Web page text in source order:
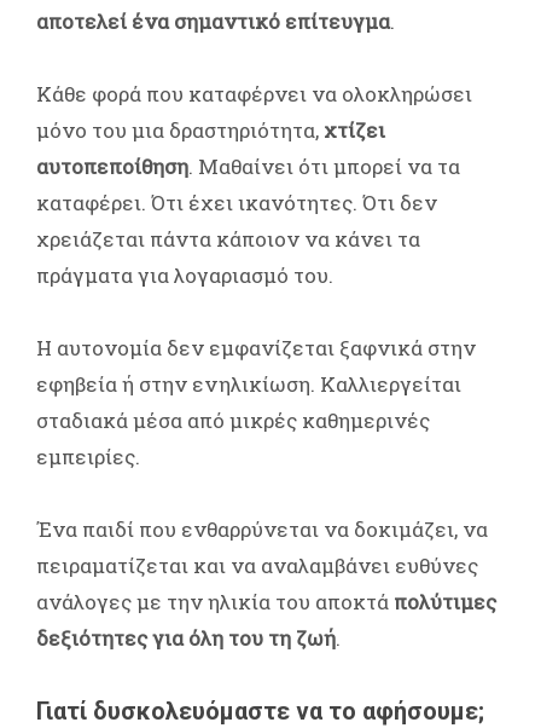
αποτελεί ένα σημαντικό επίτευγμα.
Κάθε φορά που καταφέρνει να ολοκληρώσει
μόνο του μια δραστηριότητα, χτίζει
αυτοπεποίθηση. Μαθαίνει ότι μπορεί να τα
καταφέρει. Ότι έχει ικανότητες. Ότι δεν
χρειάζεται πάντα κάποιον να κάνει τα
πράγματα για λογαριασμό του.
Η αυτονομία δεν εμφανίζεται ξαφνικά στην
εφηβεία ή στην ενηλικίωση. Καλλιεργείται
σταδιακά μέσα από μικρές καθημερινές
εμπειρίες.
Ένα παιδί που ενθαρρύνεται να δοκιμάζει, να
πειραματίζεται και να αναλαμβάνει ευθύνες
ανάλογες με την ηλικία του αποκτά πολύτιμες
δεξιότητες για όλη του τη ζωή.
Γιατί δυσκολευόμαστε να το αφήσουμε;